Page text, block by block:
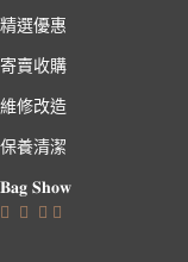
精選優惠
寄賣收購
維修改造
保養清潔
𝐁𝐚𝐠 𝐒𝐡𝐨𝐰